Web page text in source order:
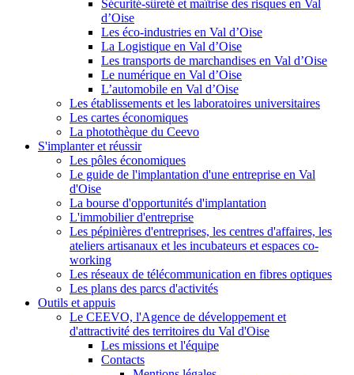
Sécurité-sûreté et maîtrise des risques en Val
d’Oise
Les éco-industries en Val d’Oise
La Logistique en Val d’Oise
Les transports de marchandises en Val d’Oise
Le numérique en Val d’Oise
L’automobile en Val d’Oise
Les établissements et les laboratoires universitaires
Les cartes économiques
La photothèque du Ceevo
S'implanter et réussir
Les pôles économiques
Le guide de l'implantation d'une entreprise en Val
d'Oise
La bourse d'opportunités d'implantation
L'immobilier d'entreprise
Les pépinières d'entreprises, les centres d'affaires, les
ateliers artisanaux et les incubateurs et espaces co-
working
Les réseaux de télécommunication en fibres optiques
Les plans des parcs d'activités
Outils et appuis
Le CEEVO, l'Agence de développement et
d'attractivité des territoires du Val d'Oise
Les missions et l'équipe
Contacts